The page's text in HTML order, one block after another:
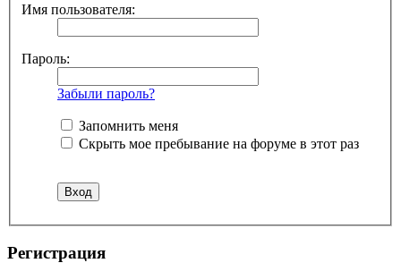
Имя пользователя:
Пароль:
Забыли пароль?
Запомнить меня
Скрыть мое пребывание на форуме в этот раз
Регистрация